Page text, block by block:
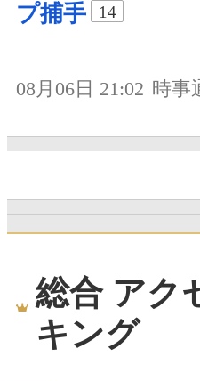
プ捕手
14
08月06日 21:02 時事
総合 アク
キング